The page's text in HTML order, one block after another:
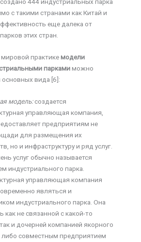
с такими странами как Китай и
еще далека от
этих стран.
практикемодели
паркамиможно
основных вида [6]:
модель:создается
управляющая компания,
предприятиям не
для размещения их
но и инфраструктуру и ряд услуг.
услуг обычно называется
индустриального парка.
управляющая компания
являться и
индустриального парка. Она
как не связанной с какой-то
и дочерней компанией якорного
либо совместным предприятием